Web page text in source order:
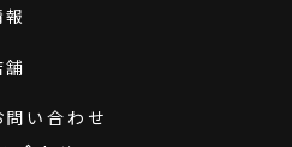
い合わせ